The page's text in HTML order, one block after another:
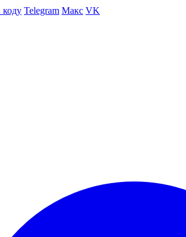
коду Telegram Макс VK